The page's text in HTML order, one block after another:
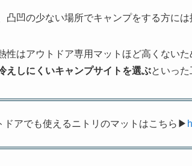
凸凹の少ない場所でキャンプをする方には
性はアウトドア専用マットほど高くない
えしにくいキャンプサイトを選ぶといった
ドアでも使えるニトリのマットはこちら▶